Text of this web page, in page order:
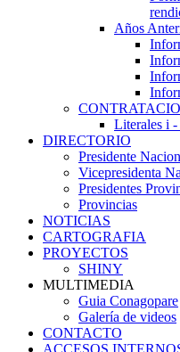
Años
Literales i
DIRECTORIO
Presidente
Vicepresidenta
Presidentes
Provincias
NOTICIAS
CARTOGRAFIA
PROYECTOS
SHINY
MULTIMEDIA
Guia Conagopare
Galería de videos
CONTACTO
ACCESOS